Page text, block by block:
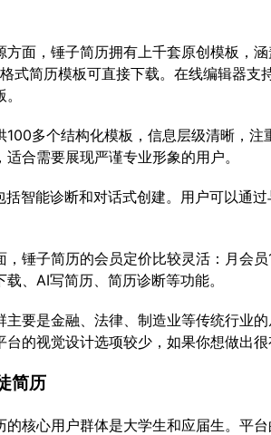
方面，锤子简历拥有上千套原创模板，
式简历模板可直接下载。在线编辑器支
100多个结构化模板，信息层级清晰，
适合需要展现严谨专业形象的用户。
括智能诊断和对话式创建。用户可以通
，锤子简历的会员定价比较灵活：月会
载、AI写简历、简历诊断等功能。
主要是金融、法律、制造业等传统行业
台的视觉设计选项较少，如果你想做出
简历
的核心用户群体是大学生和应届生。平